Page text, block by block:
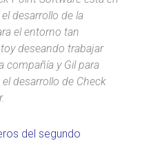
desarrollo de la
el entorno tan
deseando trabajar
compañía y Gil para
desarrollo de Check
del segundo